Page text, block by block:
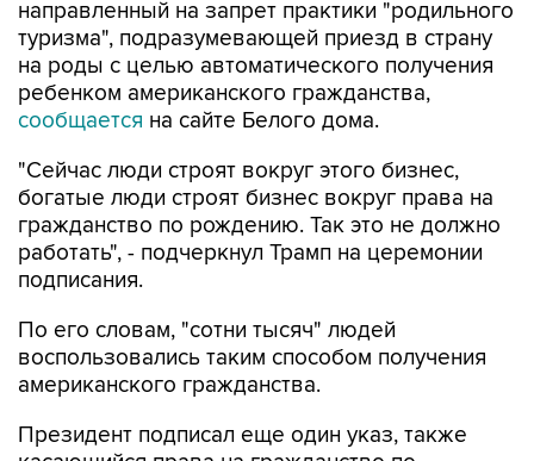
направленный на запрет практики "родильного
туризма", подразумевающей приезд в страну
на роды с целью автоматического получения
ребенком американского гражданства,
сообщается на сайте Белого дома.
"Сейчас люди строят вокруг этого бизнес,
богатые люди строят бизнес вокруг права на
гражданство по рождению. Так это не должно
работать", - подчеркнул Трамп на церемонии
подписания.
По его словам, "сотни тысяч" людей
воспользовались таким способом получения
американского гражданства.
Президент подписал еще один указ, также